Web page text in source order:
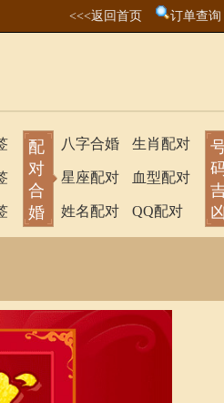
<<<返回首页 订单查询
配
对
合
婚
八字合婚
星座配对
姓名配对
生肖配对
血型配对
QQ配对
凶